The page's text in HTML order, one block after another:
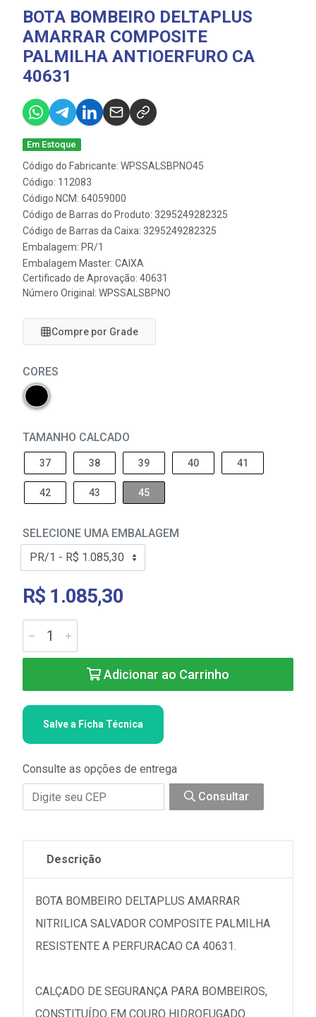
BOTA BOMBEIRO DELTAPLUS
AMARRAR COMPOSITE
PALMILHA ANTIOERFURO CA
40631
Em Estoque
Código do Fabricante: WPSSALSBPNO45
Código: 112083
Código NCM: 64059000
Código de Barras do Produto: 3295249282325
Código de Barras da Caixa: 3295249282325
Embalagem: PR/1
Embalagem Master: CAIXA
Certificado de Aprovação: 40631
Número Original: WPSSALSBPNO
Compre por Grade
CORES
TAMANHO CALCADO
37 38 39 40 41
42 43 45
SELECIONE UMA EMBALAGEM
R$ 1.085,30
Adicionar ao Carrinho
Salve a Ficha Técnica
Consulte as opções de entrega
Consultar
Descrição
BOTA BOMBEIRO DELTAPLUS AMARRAR
NITRILICA SALVADOR COMPOSITE PALMILHA
RESISTENTE A PERFURACAO CA 40631.
CALÇADO DE SEGURANÇA PARA BOMBEIROS,
CONSTITUÍDO EM COURO HIDROFUGADO